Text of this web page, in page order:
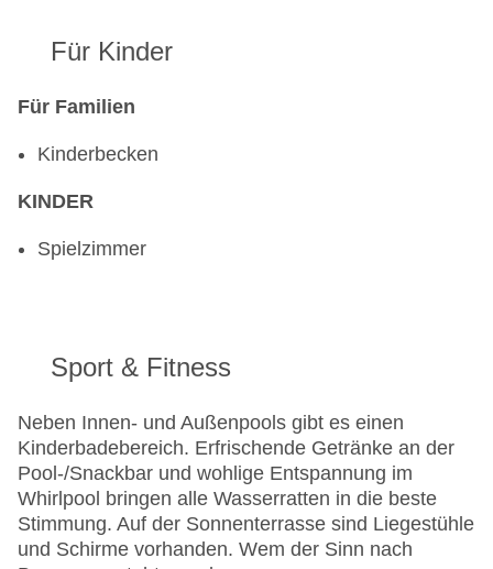
Für Kinder
Für Familien
Kinderbecken
KINDER
Spielzimmer
Sport & Fitness
Neben Innen- und Außenpools gibt es einen
Kinderbadebereich. Erfrischende Getränke an der
Pool-/Snackbar und wohlige Entspannung im
Whirlpool bringen alle Wasserratten in die beste
Stimmung. Auf der Sonnenterrasse sind Liegestühle
und Schirme vorhanden. Wem der Sinn nach